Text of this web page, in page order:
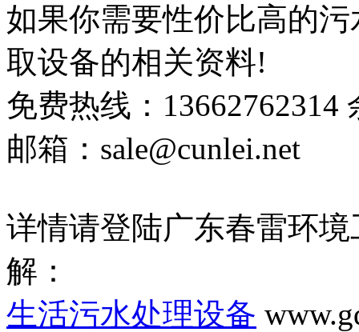
如果你需要性价比高的
取设备的相关资料!
免费热线：13662762314
邮箱：sale@cunlei.net
详情请登陆广东春雷环
解：
生活污水处理设备